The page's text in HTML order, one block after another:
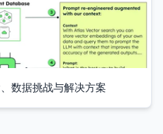
数据挑战与解决方案